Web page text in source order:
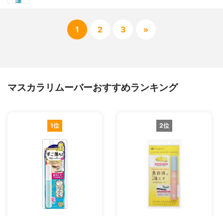
1 2 3 »
マスカラリムーバーおすすめランキング
1位 2位